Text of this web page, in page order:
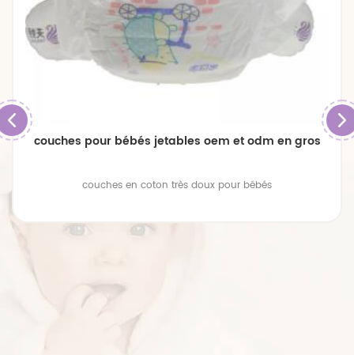
couches pour bébés jetables oem et odm en gros
couches en coton très doux pour bébés